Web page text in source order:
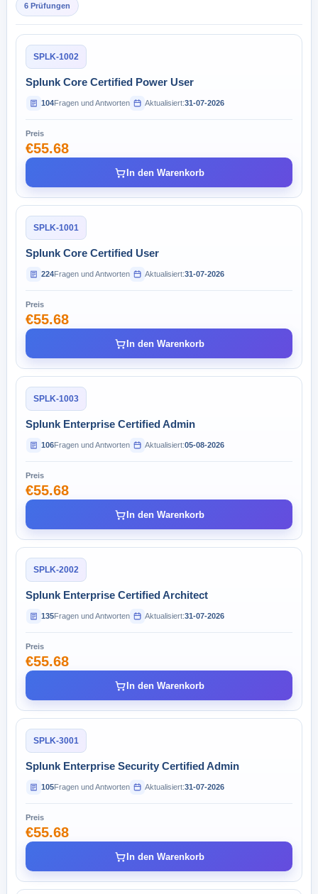
6 Prüfungen
SPLK-1002
Splunk Core Certified Power User
104Fragen und Antworten Aktualisiert:31-07-2026
Preis
€55.68
In den Warenkorb
SPLK-1001
Splunk Core Certified User
224Fragen und Antworten Aktualisiert:31-07-2026
Preis
€55.68
In den Warenkorb
SPLK-1003
Splunk Enterprise Certified Admin
106Fragen und Antworten Aktualisiert:05-08-2026
Preis
€55.68
In den Warenkorb
SPLK-2002
Splunk Enterprise Certified Architect
135Fragen und Antworten Aktualisiert:31-07-2026
Preis
€55.68
In den Warenkorb
SPLK-3001
Splunk Enterprise Security Certified Admin
105Fragen und Antworten Aktualisiert:31-07-2026
Preis
€55.68
In den Warenkorb